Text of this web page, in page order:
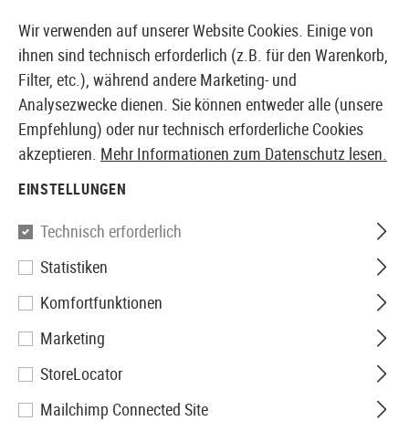
EUROPÄISCHER AIRSOFT SHOP & GROßHÄNDLER
Maple Leaf
6.04 Crazy Jet Barrel for GBB
Pistol 150mm
Wir verwenden auf unserer Website Cookies. Einige von
ihnen sind technisch erforderlich (z.B. für den Warenkorb,
Filter, etc.), während andere Marketing- und
Analysezwecke dienen. Sie können entweder alle (unsere
Empfehlung) oder nur technisch erforderliche Cookies
akzeptieren. Mehr Informationen zum Datenschutz lesen.
EINSTELLUNGEN
Technisch erforderlich
Statistiken
Komfortfunktionen
Marketing
StoreLocator
Mailchimp Connected Site